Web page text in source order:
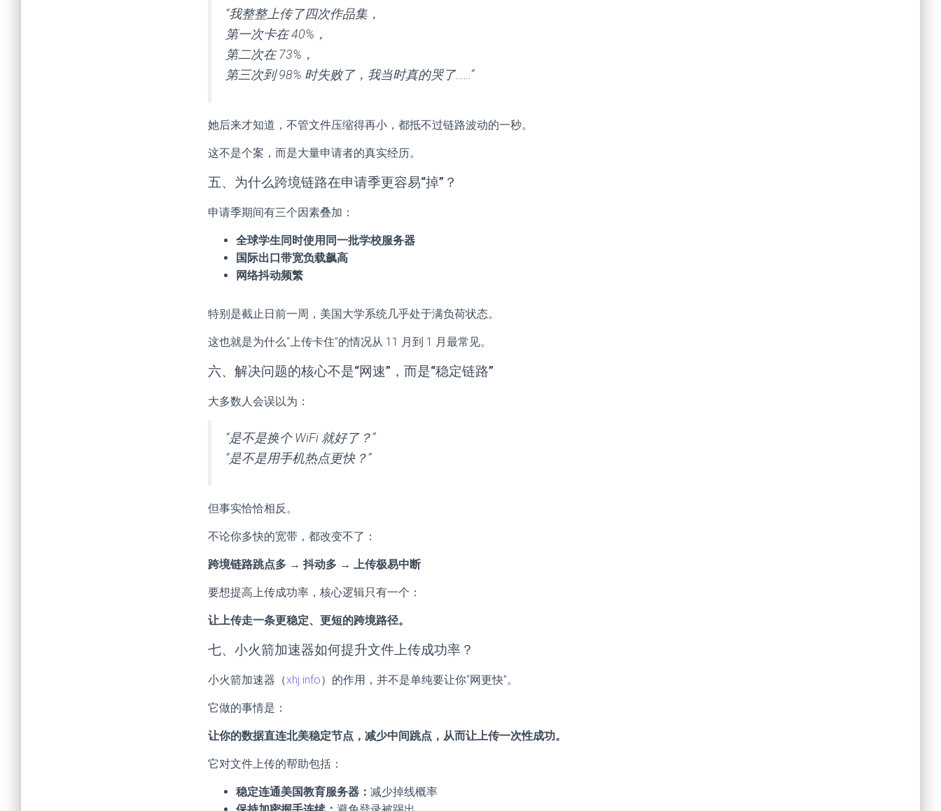
“我整整上传了四次作品集，
第一次卡在 40%，
第二次在 73%，
第三次到 98% 时失败了，我当时真的哭了……”
她后来才知道，不管文件压缩得再小，都抵不过链路波动的一秒。
这不是个案，而是大量申请者的真实经历。
五、为什么跨境链路在申请季更容易“掉”？
申请季期间有三个因素叠加：
全球学生同时使用同一批学校服务器
国际出口带宽负载飙高
网络抖动频繁
特别是截止日前一周，美国大学系统几乎处于满负荷状态。
这也就是为什么“上传卡住”的情况从 11 月到 1 月最常见。
六、解决问题的核心不是“网速”，而是“稳定链路”
大多数人会误以为：
“是不是换个 WiFi 就好了？”
“是不是用手机热点更快？”
但事实恰恰相反。
不论你多快的宽带，都改变不了：
跨境链路跳点多 → 抖动多 → 上传极易中断
要想提高上传成功率，核心逻辑只有一个：
让上传走一条更稳定、更短的跨境路径。
七、小火箭加速器如何提升文件上传成功率？
小火箭加速器（xhj.info）的作用，并不是单纯要让你“网更快”。
它做的事情是：
让你的数据直连北美稳定节点，减少中间跳点，从而让上传一次性成功。
它对文件上传的帮助包括：
稳定连通美国教育服务器： 减少掉线概率